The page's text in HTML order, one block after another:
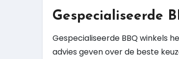
Gespecialiseerde
Gespecialiseerde BBQ winkels
advies geven over de beste